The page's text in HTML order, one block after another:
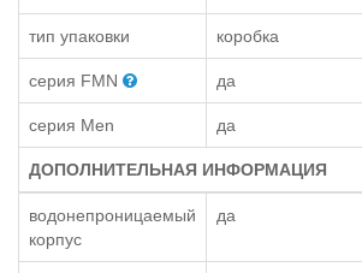
тип упаковки коробка
серия FMN да
серия Men да
ДОПОЛНИТЕЛЬНАЯ ИНФОРМАЦИЯ
водонепроницаемый
корпус
да